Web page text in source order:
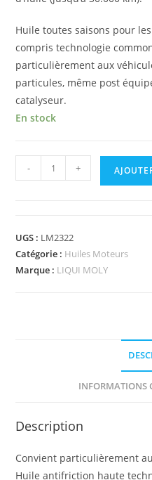
Huile toutes saisons pour
compris technologie
particulièrement aux
particules, même post
catalyseur.
En stock
- +
UGS : LM2322
Catégorie : Huiles Moteurs
Marque : LIQUI MOLY
INFORMATIONS
Description
Convient particulièrement
Huile antifriction haute